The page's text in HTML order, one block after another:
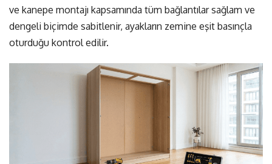
ve kanepe montajı kapsamında tüm bağlantılar sağlam ve
dengeli biçimde sabitlenir, ayakların zemine eşit basınçla
oturduğu kontrol edilir.